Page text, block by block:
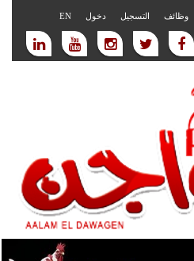
وظائف التسجيل دخول EN